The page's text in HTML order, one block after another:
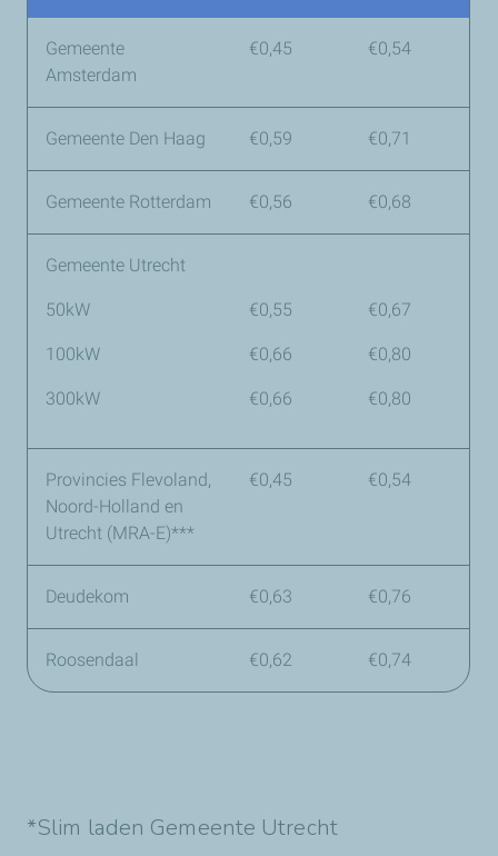
Gemeente
Amsterdam
€0,45 €0,54
Gemeente Den Haag €0,59 €0,71
Gemeente Rotterdam €0,56 €0,68
Gemeente Utrecht
50kW
100kW
300kW
€0,55
€0,66
€0,66
€0,67
€0,80
€0,80
Provincies Flevoland,
Noord-Holland en
Utrecht (MRA-E)***
€0,45 €0,54
Deudekom €0,63 €0,76
Roosendaal €0,62 €0,74
*Slim laden Gemeente Utrecht